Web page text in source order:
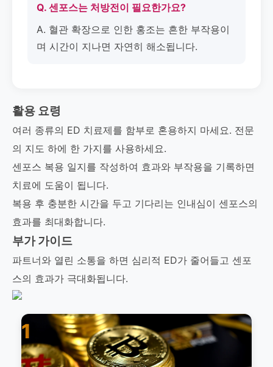
Q. 센포스는 처방전이 필요한가요?
A. 혈관 확장으로 인한 홍조는 흔한 부작용이
며 시간이 지나면 자연히 해소됩니다.
활용 요령
여러 종류의 ED 치료제를 함부로 혼용하지 마세요. 전문
의 지도 하에 한 가지를 사용하세요.
센포스 복용 일지를 작성하여 효과와 부작용을 기록하면
치료에 도움이 됩니다.
복용 후 충분한 시간을 두고 기다리는 인내심이 센포스의
효과를 최대화합니다.
부가 가이드
파트너와 열린 소통을 하면 심리적 ED가 줄어들고 센포
스의 효과가 극대화됩니다.
1